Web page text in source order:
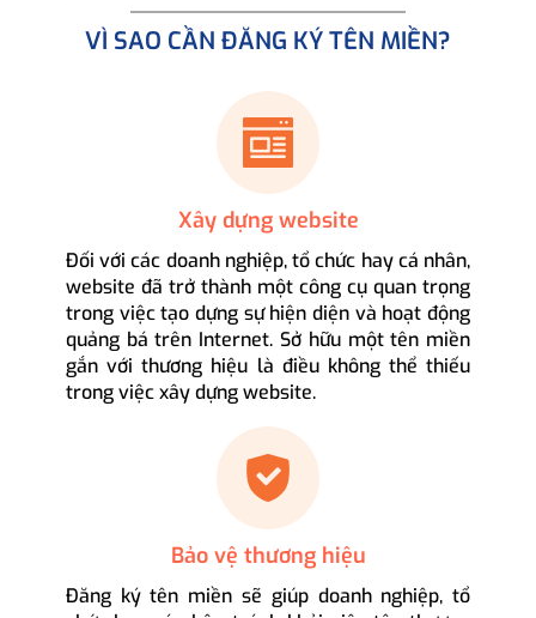
VÌ SAO CẦN ĐĂNG KÝ TÊN MIỀN?
Xây dựng website
Đối với các doanh nghiệp, tổ chức hay cá nhân,
website đã trở thành một công cụ quan trọng
trong việc tạo dựng sự hiện diện và hoạt động
quảng bá trên Internet. Sở hữu một tên miền
gắn với thương hiệu là điều không thể thiếu
trong việc xây dựng website.
Bảo vệ thương hiệu
Đăng ký tên miền sẽ giúp doanh nghiệp, tổ